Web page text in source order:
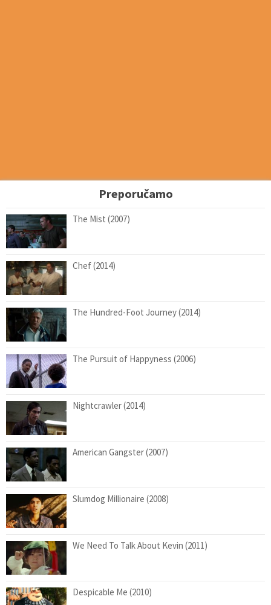
Preporučamo
The Mist (2007)
Chef (2014)
The Hundred-Foot Journey (2014)
The Pursuit of Happyness (2006)
Nightcrawler (2014)
American Gangster (2007)
Slumdog Millionaire (2008)
We Need To Talk About Kevin (2011)
Despicable Me (2010)